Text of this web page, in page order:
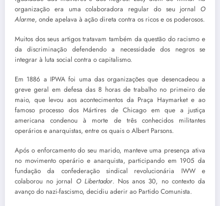
organização era uma colaboradora regular do seu jornal O
Alarme, onde apelava à ação direta contra os ricos e os poderosos.
Muitos dos seus artigos tratavam também da questão do racismo e
da discriminação defendendo a necessidade dos negros se
integrar à luta social contra o capitalismo.
Em 1886 a IPWA foi uma das organizações que desencadeou a
greve geral em defesa das 8 horas de trabalho no primeiro de
maio, que levou aos acontecimentos da Praça Haymarket e ao
famoso processo dos Mártires de Chicago em que a justiça
americana condenou à morte de três conhecidos militantes
operários e anarquistas, entre os quais o Albert Parsons.
Após o enforcamento do seu marido, manteve uma presença ativa
no movimento operário e anarquista, participando em 1905 da
fundação da confederação sindical revolucionária IWW e
colaborou no jornal O Libertador. Nos anos 30, no contexto da
avanço do nazi-fascismo, decidiu aderir ao Partido Comunista.